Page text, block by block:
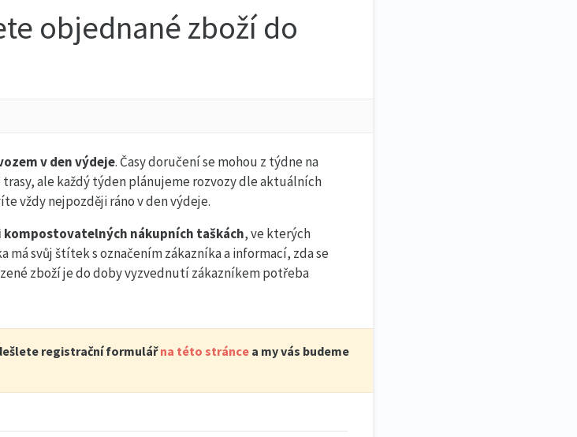
objednané zboží do
v den výdeje. Časy doručení se mohou z týdne na
ale každý týden plánujeme rozvozy dle aktuálních
vždy nejpozději ráno v den výdeje.
kompostovatelných nákupních taškách, ve kterých
má svůj štítek s označením zákazníka a informací, zda se
zboží je do doby vyzvednutí zákazníkem potřeba
registrační formulářna této stráncea my vás budeme